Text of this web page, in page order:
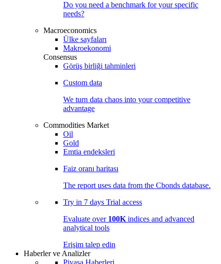
Do you need a benchmark for your specific
needs?
Macroeconomics
Ülke sayfaları
Makroekonomi
Consensus
Görüş birliği tahminleri
Custom data
We turn data chaos into your competitive
advantage
Commodities Market
Oil
Gold
Emtia endeksleri
Faiz oranı haritası
The report uses data from the Cbonds database.
Try in 7 days Trial access
Evaluate over 100K indices and advanced
analytical tools
Erişim talep edin
Haberler ve Analizler
Piyasa Haberleri